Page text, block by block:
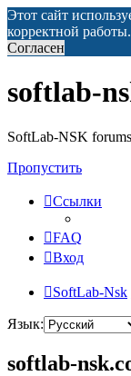
Этот сайт
корректной работы.
Согласен
softlab-
SoftLab-NSK forums
Пропустить
Ссылки
FAQ
Вход
SoftLab-Nsk
Язык:
softlab-